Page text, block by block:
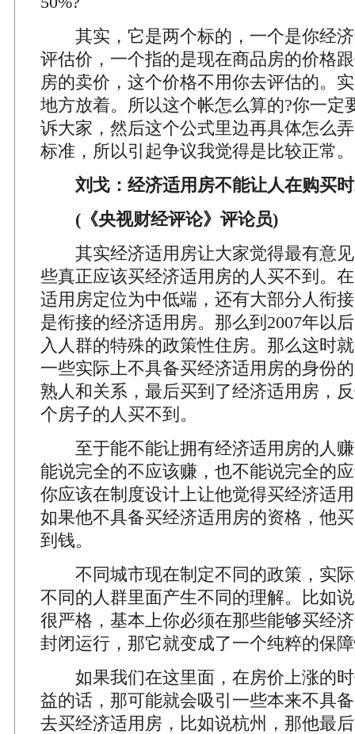
其实，它是两个标的，一个是你经济
评估价，一个指的是现在商品房的价格
房的卖价，这个价格不用你去评估的。
地方放着。所以这个帐怎么算的?你一定
诉大家，然后这个公式里边再具体怎么
标准，所以引起争议我觉得是比较正常。
刘戈：经济适用房不能让人在购买时
(《央视财经评论》评论员)
其实经济适用房让大家觉得最有意见
些真正应该买经济适用房的人买不到。
适用房定位为中低端，还有大部分人衔
是衔接的经济适用房。那么到2007年以
入人群的特殊的政策性住房。那么这时
一些实际上不具备买经济适用房的身份
熟人和关系，最后买到了经济适用房，
个房子的人买不到。
至于能不能让拥有经济适用房的人赚
能说完全的不应该赚，也不能说完全的
你应该在制度设计上让他觉得买经济适
如果他不具备买经济适用房的资格，他
到钱。
不同城市现在制定不同的政策，实际
不同的人群里面产生不同的理解。比如
很严格，基本上你必须在那些能够买经
封闭运行，那它就变成了一个纯粹的保
如果我们在这里面，在房价上涨的时
益的话，那可能就会吸引一些本来不具
去买经济适用房，比如说杭州，那他最